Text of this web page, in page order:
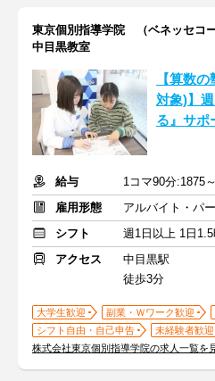
東京個別指導学院 （ベネッセコ
中目黒教室
【算数
対象)】
る』サポ
給与
1コマ90分:1875
雇用形態
アルバイト・パ
シフト
週1日以上 1日
アクセス
中目黒駅
徒歩3分
大学生歓迎 副業・Ｗワーク歓迎
シフト自由・自己申告
未経験者歓迎
株式会社東京個別指導学院の求人一覧を